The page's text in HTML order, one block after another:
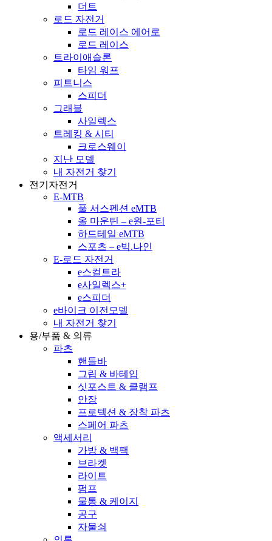
더트
로드 자전거
로드 레이스 에어로
로드 레이스
트라이애슬론
타임 워프
피트니스
스피더
그래블
사일렉스
트레킹 & 시티
크로스웨이
지난 모델
내 자전거 찾기
전기자전거
E-MTB
풀 서스펜션 eMTB
올 마운틴 – e원-포티
하드테일 eMTB
스포츠 – e빅.나인
E-로드 자전거
e스컬트라
e사일렉스+
e스피더
e바이크 이전모델
내 자전거 찾기
용/부품 & 의류
파츠
핸들바
그립 & 바테입
싯포스트 & 클램프
안장
프로텍션 & 장착 파츠
스페어 파츠
액세서리
가방 & 백팩
브라켓
라이트
펌프
물통 & 케이지
공구
자물쇠